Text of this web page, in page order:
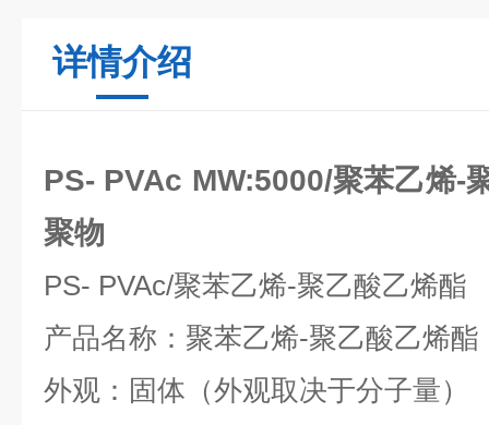
详情介绍
PS- PVAc MW:5000/聚苯乙烯-
聚物
PS- PVAc/聚苯乙烯-聚乙酸乙烯酯
产品名称：聚苯乙烯-聚乙酸乙烯酯
外观：固体（外观取决于分子量）